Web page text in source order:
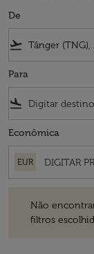
De
flight_takeoff
Para
flight_land
Econômica
EUR
Não
filtros